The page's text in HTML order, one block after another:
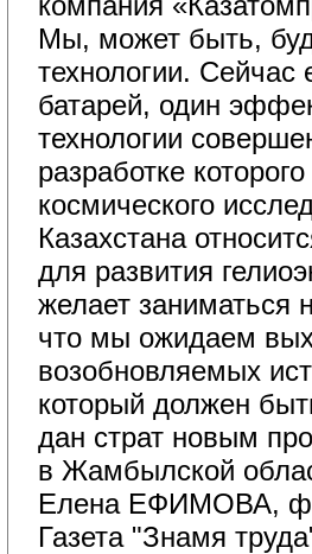
Мы, может быть,
технологии. Сейчас
батарей, один
технологии
разработке
космического
Казахстана
для развития
желает заниматься
что мы ожидаем
возобновляемых
который должен
дан страт новым
в Жамбылской
Елена ЕФИМОВА,
Газета "Знамя